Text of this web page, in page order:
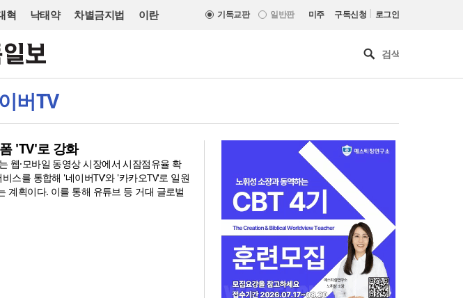
혁 낙태약 차별금지법 이란 기독교판 일반판 미주 구독신청 | 로그인
버TV
'TV'로 강화
웹·모바일 동영상 시장에서 시잠점유율 확
스를 통합해 '네이버TV'와 '카카오TV'로 일원
계획이다. 이를 통해 유튜브 등 거대 글로벌